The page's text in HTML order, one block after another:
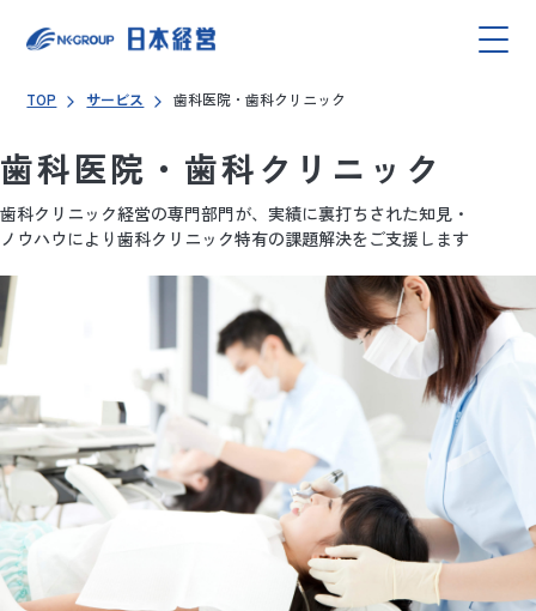
TOP サービス 歯科医院・歯科クリニック
歯科医院・歯科クリニック
歯科クリニック経営の専門部門が、 実績に裏打ちされた知見・
ノウハウにより歯科クリニック特有の課題解決をご支援します